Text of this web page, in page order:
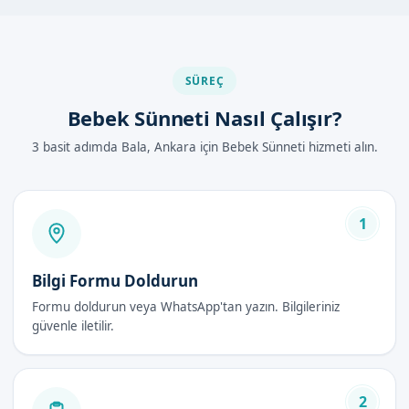
Sünnetçim olarak, en modern ve güvenilir yöntemleri tercih
sağlanmaktadır.
Yapılır?
Bebek sünneti süreci genellikle şu adımları takip eder:
sağlık durumunu değerlendirir.
Aile bilgilendirmesi:Sünnet işlemi ve sonrası
hakkında aileye detaylı bilgi verilir.
Anestezi uygulaması:Lokal anestezi ile bebeğin
Sünnet işlemi:
Prepusyum cerrahi olarak çıkarılır.
SÜREÇ
Bebek Sünneti Nasıl Çalışır?
3 basit adımda Bala, Ankara için Bebek Sünneti hizmeti alın.
1
Bilgi Formu Doldurun
Formu doldurun veya WhatsApp'tan yazın. Bilgileriniz
güvenle iletilir.
2